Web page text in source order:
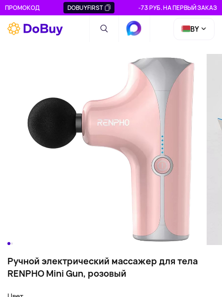
ПРОМОКОД DOBUYFIRST -73 РУБ. НА ПЕРВЫЙ ЗАКАЗ
BY
Ручной электрический массажер для тела
RENPHO Mini Gun, розовый